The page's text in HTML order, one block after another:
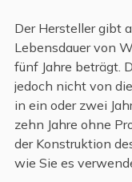
Der Hersteller gibt
Lebensdauer von
fünf Jahre beträgt.
jedoch nicht von
in ein oder zwei
zehn Jahre ohne
der Konstruktion
wie Sie es